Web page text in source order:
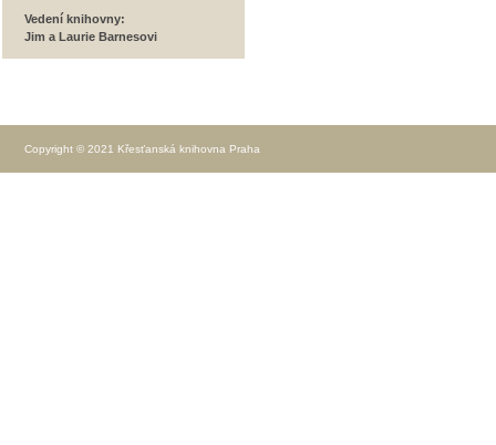
Vedení knihovny:
Jim a Laurie Barnesovi
Copyright © 2021 Křesťanská knihovna Praha